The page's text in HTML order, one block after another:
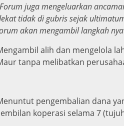
Forum juga mengeluarkan
tidak di gubris sejak
akan mengambil langkah
alih dan mengelola
tanpa melibatkan
pengembalian dana
koperasi selama 7